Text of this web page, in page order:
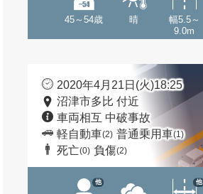
45～54歳 晴
幅5.5～
9.0m
2020年4月21日(火)18:25
沼津市多比 付近
車両相互 中破事故
軽自動車(2) 普通乗用車(1)
死亡(0) 負傷(2)
他 他